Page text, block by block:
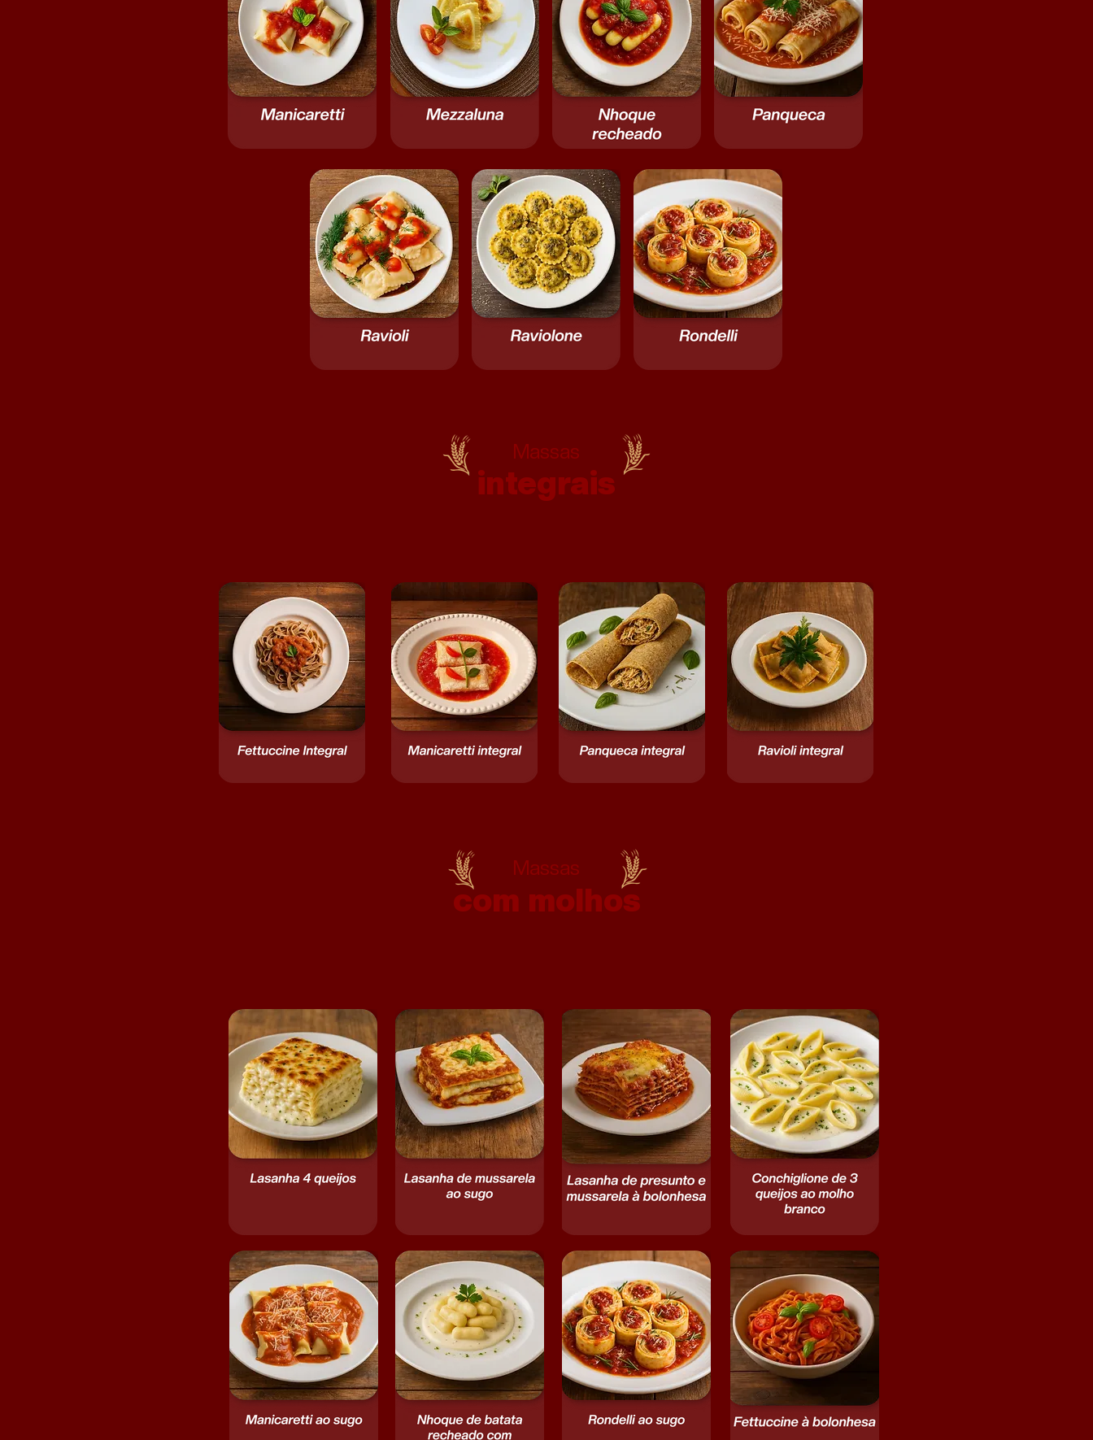
Massas
integrais
Massas
com molhos